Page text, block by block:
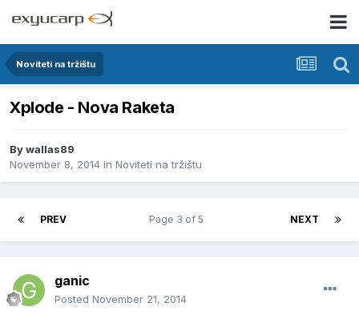
Noviteti na tržištu
Xplode - Nova Raketa
Bywallas89
November 8, 2014 in Noviteti na tržištu
PREV NEXT
Page 3 of 5
ganic
Posted November 21, 2014